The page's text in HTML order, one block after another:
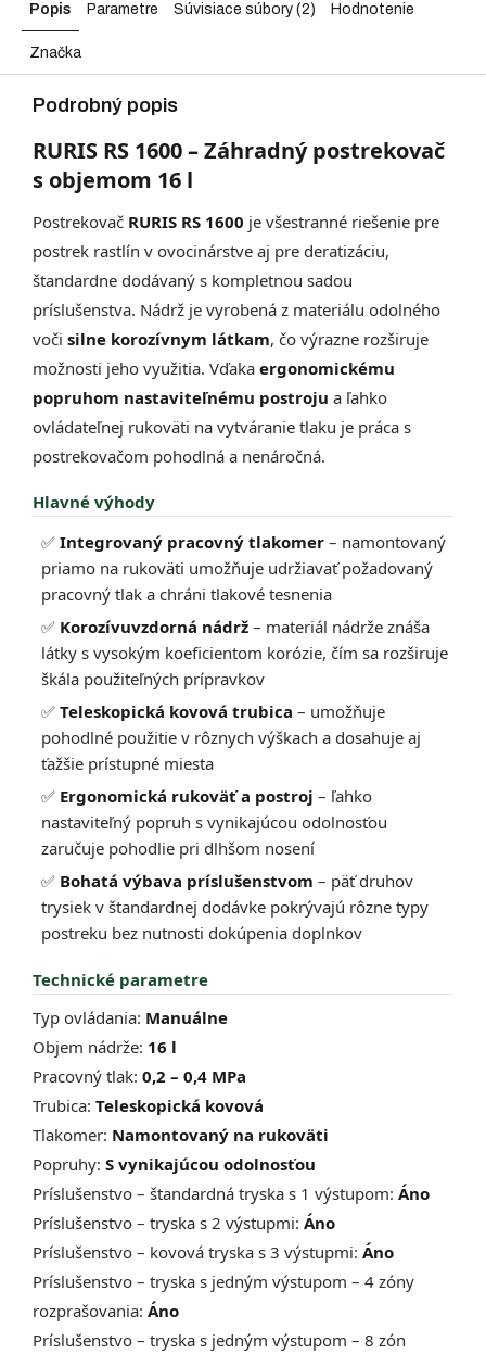
Popis Parametre Súvisiace súbory (2) Hodnotenie
Značka
Podrobný popis
RURIS RS 1600 – Záhradný postrekovač
s objemom 16 l
Postrekovač RURIS RS 1600 je všestranné riešenie pre
postrek rastlín v ovocinárstve aj pre deratizáciu,
štandardne dodávaný s kompletnou sadou
príslušenstva. Nádrž je vyrobená z materiálu odolného
voči silne korozívnym látkam, čo výrazne rozširuje
možnosti jeho využitia. Vďaka ergonomickému
popruhom nastaviteľnému postroju a ľahko
ovládateľnej rukoväti na vytváranie tlaku je práca s
postrekovačom pohodlná a nenáročná.
Hlavné výhody
✅ Integrovaný pracovný tlakomer – namontovaný
priamo na rukoväti umožňuje udržiavať požadovaný
pracovný tlak a chráni tlakové tesnenia
✅ Korozívuvzdorná nádrž – materiál nádrže znáša
látky s vysokým koeficientom korózie, čím sa rozširuje
škála použiteľných prípravkov
✅ Teleskopická kovová trubica – umožňuje
pohodlné použitie v rôznych výškach a dosahuje aj
ťažšie prístupné miesta
✅ Ergonomická rukoväť a postroj – ľahko
nastaviteľný popruh s vynikajúcou odolnosťou
zaručuje pohodlie pri dlhšom nosení
✅ Bohatá výbava príslušenstvom – päť druhov
trysiek v štandardnej dodávke pokrývajú rôzne typy
postreku bez nutnosti dokúpenia doplnkov
Technické parametre
Typ ovládania: Manuálne
Objem nádrže: 16 l
Pracovný tlak: 0,2 – 0,4 MPa
Trubica: Teleskopická kovová
Tlakomer: Namontovaný na rukoväti
Popruhy: S vynikajúcou odolnosťou
Príslušenstvo – štandardná tryska s 1 výstupom: Áno
Príslušenstvo – tryska s 2 výstupmi: Áno
Príslušenstvo – kovová tryska s 3 výstupmi: Áno
Príslušenstvo – tryska s jedným výstupom – 4 zóny
rozprašovania: Áno
Príslušenstvo – tryska s jedným výstupom – 8 zón